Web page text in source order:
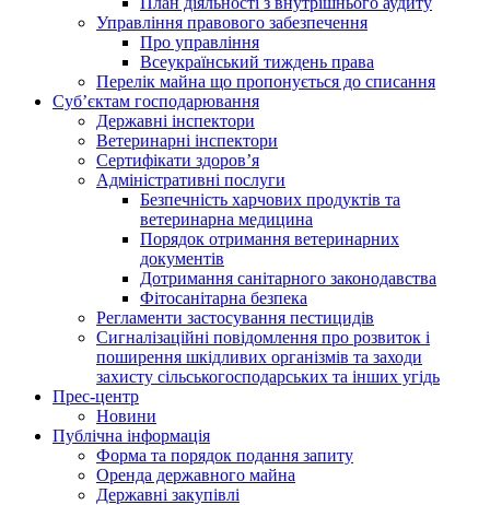
Управління правового забезпечення
Про управління
Всеукраїнський тиждень права
Перелік майна що пропонується до списання
Суб’єктам господарювання
Державні інспектори
Ветеринарні інспектори
Сертифікати здоров’я
Адміністративні послуги
Безпечність харчових продуктів та
ветеринарна медицина
Порядок отримання ветеринарних
документів
Дотримання санітарного законодавства
Фітосанітарна безпека
Регламенти застосування пестицидів
Сигналізаційні повідомлення про розвиток і
поширення шкідливих організмів та заходи
захисту сільськогосподарських та інших угідь
Прес-центр
Новини
Публічна інформація
Форма та порядок подання запиту
Оренда державного майна
Державні закупівлі